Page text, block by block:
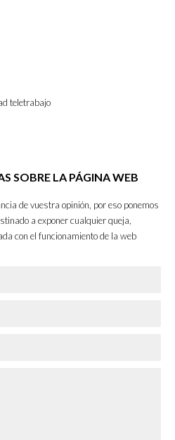
teletrabajo
SOBRE LA PÁGINA WEB
de vuestra opinión, por eso ponemos
a exponer cualquier queja,
con el funcionamiento de la web